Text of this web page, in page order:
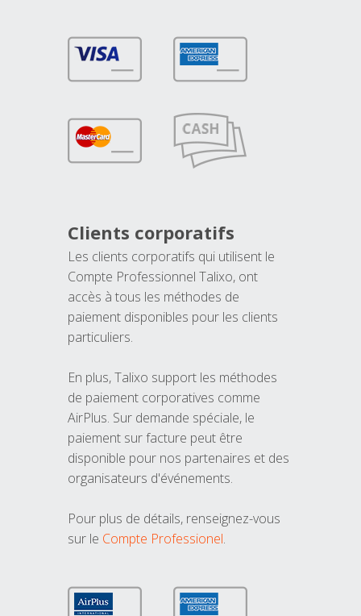
Clients corporatifs
Les clients corporatifs qui utilisent le
Compte Professionnel Talixo, ont
accès à tous les méthodes de
paiement disponibles pour les clients
particuliers.
En plus, Talixo support les méthodes
de paiement corporatives comme
AirPlus. Sur demande spéciale, le
paiement sur facture peut être
disponible pour nos partenaires et des
organisateurs d'événements.
Pour plus de détails, renseignez-vous
sur le Compte Professionel.